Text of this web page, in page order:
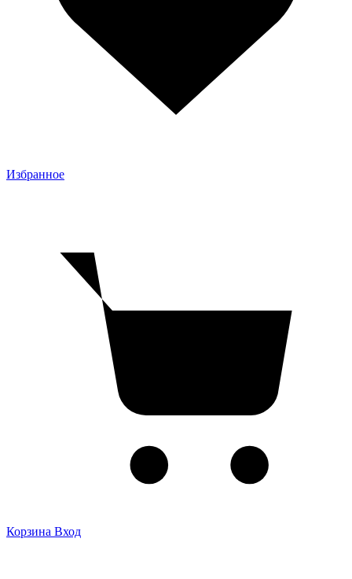
Избранное
Корзина Вход